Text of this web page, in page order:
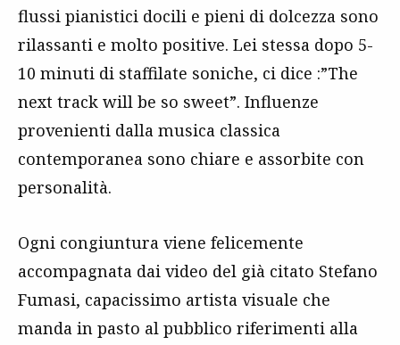
flussi pianistici docili e pieni di dolcezza sono
rilassanti e molto positive. Lei stessa dopo 5-
10 minuti di staffilate soniche, ci dice :”The
next track will be so sweet”. Influenze
provenienti dalla musica classica
contemporanea sono chiare e assorbite con
personalità.
Ogni congiuntura viene felicemente
accompagnata dai video del già citato Stefano
Fumasi, capacissimo artista visuale che
manda in pasto al pubblico riferimenti alla